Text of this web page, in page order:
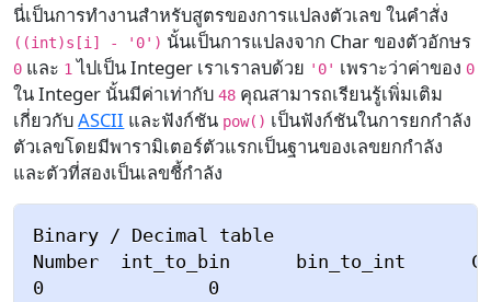
นี่เป็นการทำงานสำหรับสูตรของการแปลงตัวเลข ในคำสั่ง
((int)s[i] - '0') นั้นเป็นการแปลงจาก Char ของตัวอักษร
0 และ 1 ไปเป็น Integer เราเราลบด้วย '0' เพราะว่าค่าของ 0
ใน Integer นั้นมีค่าเท่ากับ48 คุณสามารถเรียนรู้เพิ่มเติม
เกี่ยวกับASCII และฟังก์ชัน pow() เป็นฟังก์ชันในการยกกำลัง
ตัวเลขโดยมีพารามิเตอร์ตัวแรกเป็นฐานของเลขยกกำลัง
และตัวที่สองเป็นเลขชี้กำลัง
Binary / Decimal table
Number  int_to_bin      bin_to_int
0               0